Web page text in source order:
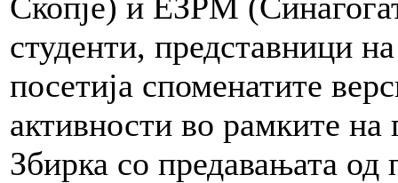
студенти, представници
посетија споменатите
активности во рамките на
Збирка со предавањата од